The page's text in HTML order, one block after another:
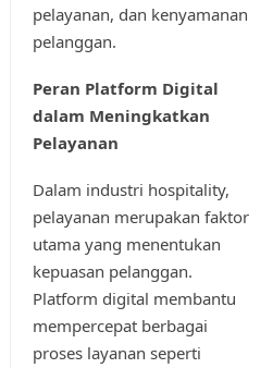
pelayanan, dan kenyamanan
pelanggan.
Peran Platform Digital
dalam Meningkatkan
Pelayanan
Dalam industri hospitality,
pelayanan merupakan faktor
utama yang menentukan
kepuasan pelanggan.
Platform digital membantu
mempercepat berbagai
proses layanan seperti